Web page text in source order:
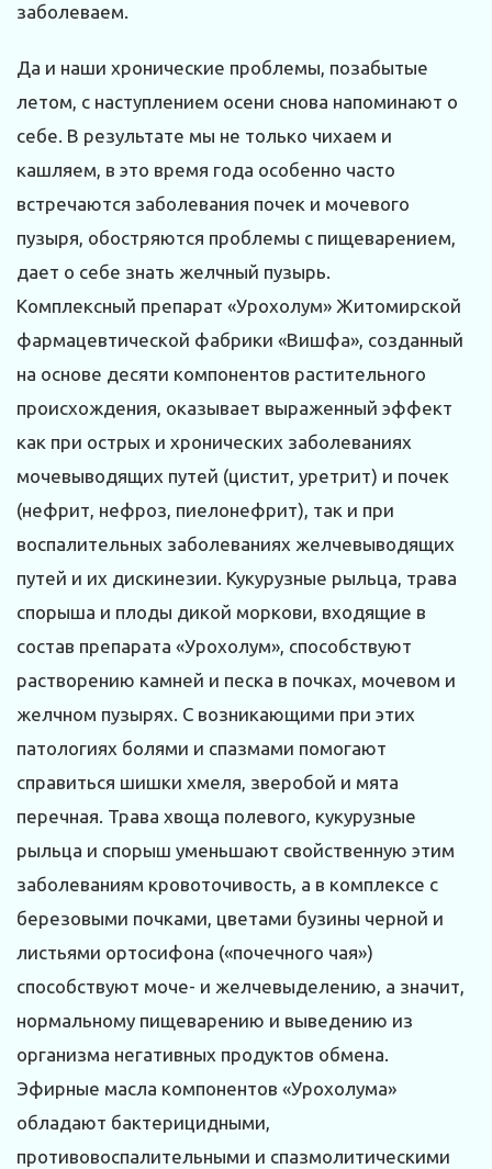
заболеваем.
Да и наши хронические проблемы, позабытые
летом, с наступлением осени снова напоминают о
себе. В результате мы не только чихаем и
кашляем, в это время года особенно часто
встречаются заболевания почек и мочевого
пузыря, обостряются проблемы с пищеварением,
дает о себе знать желчный пузырь.
Комплексный препарат «Урохолум» Житомирской
фармацевтической фабрики «Вишфа», созданный
на основе десяти компонентов растительного
происхождения, оказывает выраженный эффект
как при острых и хронических заболеваниях
мочевыводящих путей (цистит, уретрит) и почек
(нефрит, нефроз, пиелонефрит), так и при
воспалительных заболеваниях желчевыводящих
путей и их дискинезии. Кукурузные рыльца, трава
спорыша и плоды дикой моркови, входящие в
состав препарата «Урохолум», способствуют
растворению камней и песка в почках, мочевом и
желчном пузырях. С возникающими при этих
патологиях болями и спазмами помогают
справиться шишки хмеля, зверобой и мята
перечная. Трава хвоща полевого, кукурузные
рыльца и спорыш уменьшают свойственную этим
заболеваниям кровоточивость, а в комплексе с
березовыми почками, цветами бузины черной и
листьями ортосифона («почечного чая»)
способствуют моче- и желчевыделению, а значит,
нормальному пищеварению и выведению из
организма негативных продуктов обмена.
Эфирные масла компонентов «Урохолума»
обладают бактерицидными,
противовоспалительными и спазмолитическими